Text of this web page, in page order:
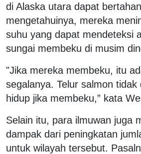
di Alaska utara dapat
mengetahuinya, mereka
suhu yang dapat mendeteksi
sungai membeku di musim
"Jika mereka membeku, itu
segalanya. Telur salmon tidak
hidup jika membeku,” kata
Selain itu, para ilmuwan juga
dampak dari peningkatan
untuk wilayah tersebut.